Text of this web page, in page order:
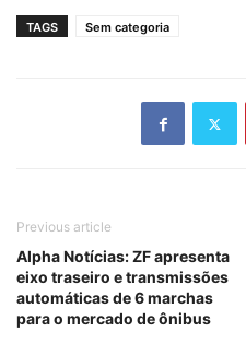
TAGS Sem categoria
Previous article
Alpha Notícias: ZF apresenta
eixo traseiro e transmissões
automáticas de 6 marchas
para o mercado de ônibus